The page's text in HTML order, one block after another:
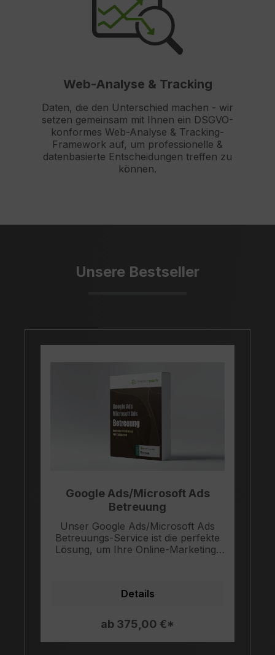
Web-Analyse & Tracking
Daten, die den Unterschied machen - wir
setzen gemeinsam mit Ihnen ein DSGVO-
konformes Web-Analyse & Tracking-
Framework auf, um professionelle &
datenbasierte Entscheidungen treffen zu
können.
Unsere Bestseller
Google Ads/Microsoft Ads
Betreuung
Unser Google Ads/Microsoft Ads
Betreuungs-Service ist die perfekte
Lösung, um Ihre Online-Marketing-
ansprechen und sicherstellen, dass
sind.Unsere erfahrenen Experten
werden Ihnen dabei helfen, Ihre
lokalen Keywords regelmäßig mit
Details
ab 375,00 €*